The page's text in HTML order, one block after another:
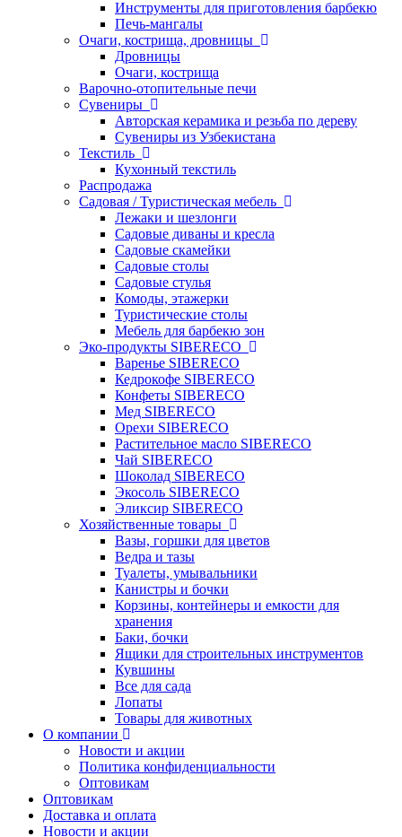
Инструменты для приготовления барбекю
Печь-мангалы
Очаги, кострища, дровницы
Дровницы
Очаги, кострища
Варочно-отопительные печи
Сувениры
Авторская керамика и резьба по дереву
Сувениры из Узбекистана
Текстиль
Кухонный текстиль
Распродажа
Садовая / Туристическая мебель
Лежаки и шезлонги
Садовые диваны и кресла
Садовые скамейки
Садовые столы
Садовые стулья
Комоды, этажерки
Туристические столы
Мебель для барбекю зон
Эко-продукты SIBERECO
Варенье SIBERECO
Кедрокофе SIBERECO
Конфеты SIBERECO
Мед SIBERECO
Орехи SIBERECO
Растительное масло SIBERECO
Чай SIBERECO
Шоколад SIBERECO
Экосоль SIBERECO
Эликсир SIBERECO
Хозяйственные товары
Вазы, горшки для цветов
Ведра и тазы
Туалеты, умывальники
Канистры и бочки
Корзины, контейнеры и емкости для
хранения
Баки, бочки
Ящики для строительных инструментов
Кувшины
Все для сада
Лопаты
Товары для животных
О компании
Новости и акции
Политика конфиденциальности
Оптовикам
Оптовикам
Доставка и оплата
Новости и акции